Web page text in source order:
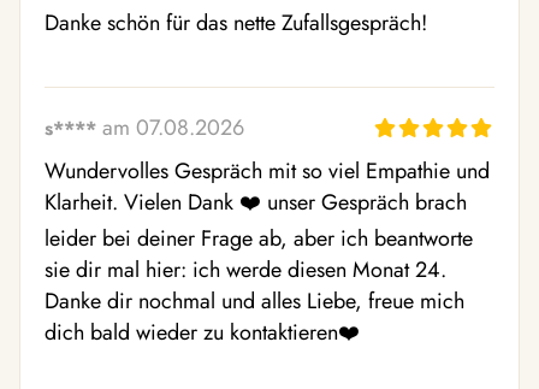
Danke schön für das nette Zufallsgespräch!
s**** am 07.08.2026
Wundervolles Gespräch mit so viel Empathie und
Klarheit. Vielen Dank ❤️ unser Gespräch brach
leider bei deiner Frage ab, aber ich beantworte
sie dir mal hier: ich werde diesen Monat 24.
Danke dir nochmal und alles Liebe, freue mich
dich bald wieder zu kontaktieren❤️